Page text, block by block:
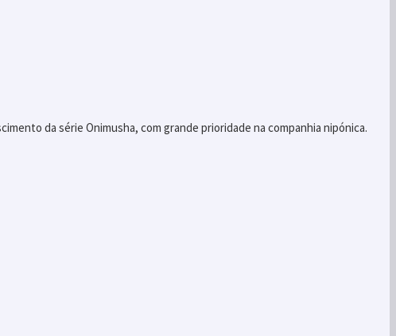
da série Onimusha, com grande prioridade na companhia nipónica.